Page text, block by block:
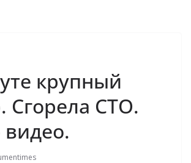
крупный
Сгорела СТО.